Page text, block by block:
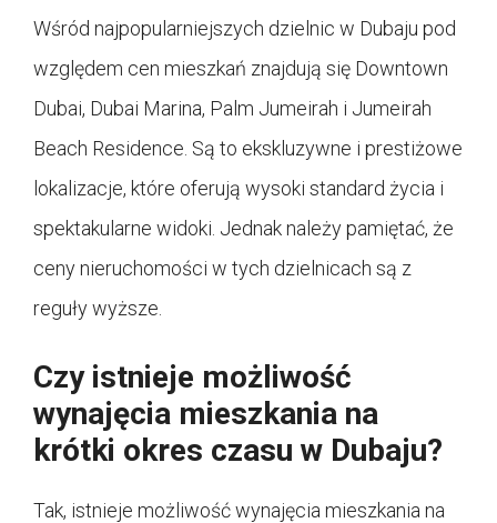
Wśród najpopularniejszych dzielnic w Dubaju pod
względem cen mieszkań znajdują się Downtown
Dubai, Dubai Marina, Palm Jumeirah i Jumeirah
Beach Residence. Są to ekskluzywne i prestiżowe
lokalizacje, które oferują wysoki standard życia i
spektakularne widoki. Jednak należy pamiętać, że
ceny nieruchomości w tych dzielnicach są z
reguły wyższe.
Czy istnieje możliwość
wynajęcia mieszkania na
krótki okres czasu w Dubaju?
Tak, istnieje możliwość wynajęcia mieszkania na